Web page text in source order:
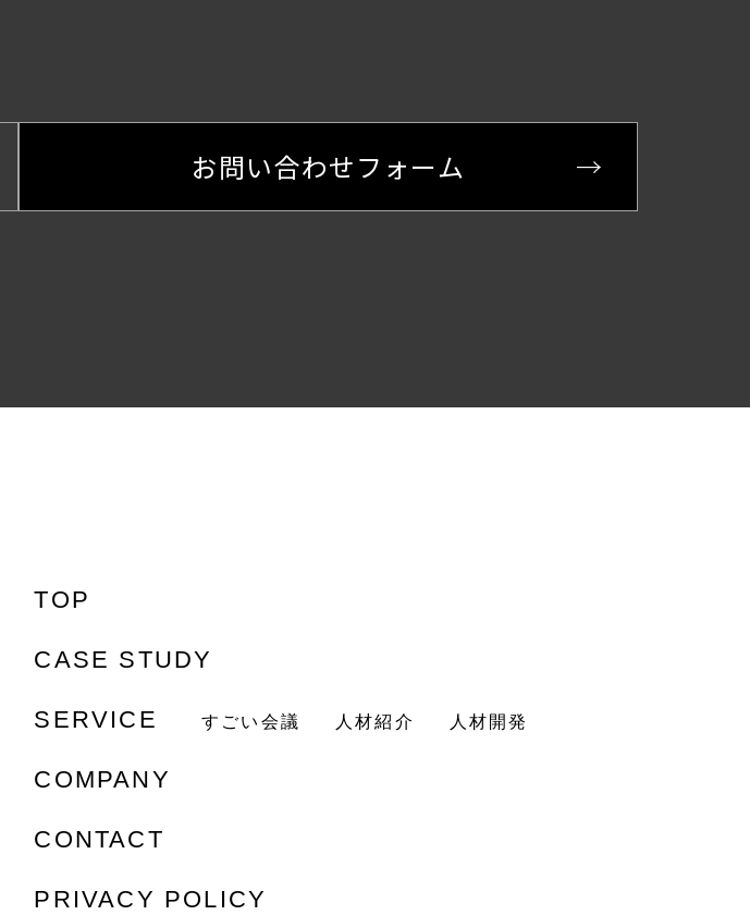
お問い合わせフォーム
TOP
CASE STUDY
SERVICE すごい会議 人材紹介 人材開発
COMPANY
CONTACT
PRIVACY POLICY